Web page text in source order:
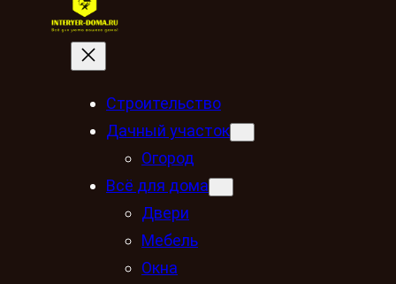
Строительство
Дачный участок
Огород
Всё для дома
Двери
Мебель
Окна